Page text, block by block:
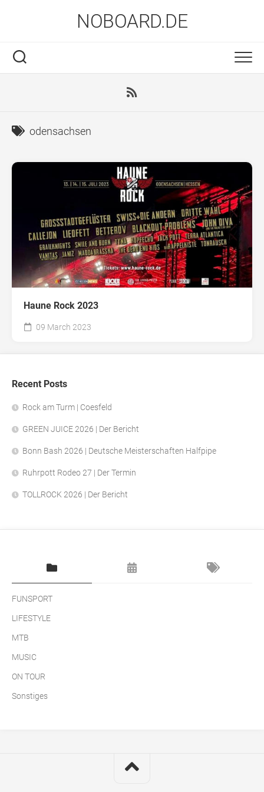
NOBOARD.DE
odensachsen
Haune Rock 2023
09 March 2023
Recent Posts
Rock am Turm | Coesfeld
GREEN JUICE 2026 | Der Bericht
Bonn Bash 2026 | Deutsche Meisterschaften Halfpipe
Ruhrpott Rodeo 27 | Der Termin
TOLLROCK 2026 | Der Bericht
FUNSPORT
LIFESTYLE
MTB
MUSIC
ON TOUR
Sonstiges